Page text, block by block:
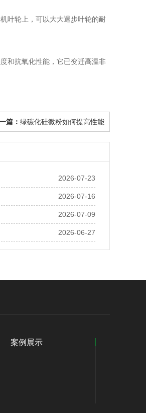
叶轮上，可以大大退步叶轮的耐
和抗氧化性能，它已变迁高温非
篇： 绿碳化硅微粉如何提高性能
2026-07-23
2026-07-16
2026-07-09
2026-06-27
案例展示